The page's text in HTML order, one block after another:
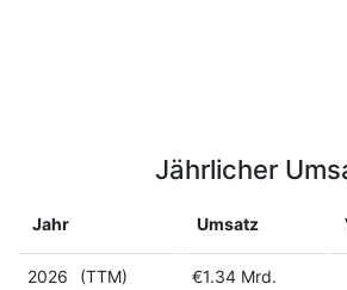
Jährlicher
Jahr Umsatz
2026 (TTM) €1.34 Mrd.